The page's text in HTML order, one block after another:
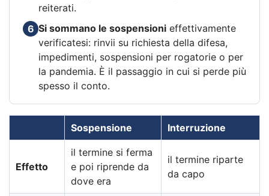
reiterati.
6 Si sommano le sospensioni effettivamente
verificatesi: rinvii su richiesta della difesa,
impedimenti, sospensioni per rogatorie o per
la pandemia. È il passaggio in cui si perde più
spesso il conto.
Sospensione Interruzione
Effetto
il termine si ferma
e poi riprende da
dove era
il termine riparte
da capo